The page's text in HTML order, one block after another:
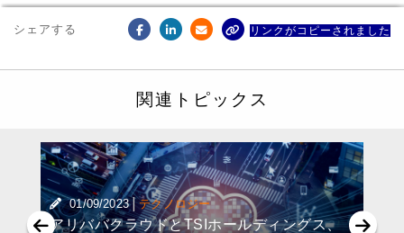
シェアする リンクがコピーされました
関連トピックス
01/09/2023 | テクノロジー
アリババクラウドとTSIホールディングス、